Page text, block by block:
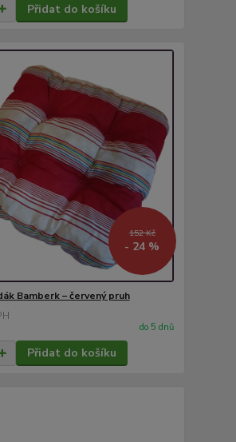
Přidat do košíku
152 Kč
- 24 %
Bamberk – červený pruh
do 5 dnů
Přidat do košíku